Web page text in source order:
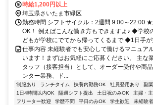
口徒歩約54分、ＪＲ武蔵野線 南浦和東口徒歩約
浦和駅 徒歩1分
時給1,200円以上
埼玉県さいたま市緑区
勤務時間 シフトサイクル：2週間 9:00～22:00
OK！ 例えばこんな働き方もできますよ♪ ◆学校
どもが学校にでてから帰ってくるまで ◆1日手が
仕事内容 未経験者でも安心して働けるマニュア
います！まずはお気軽にご応募ください。 主な
タッフ（接客担当）として、オーダー受付や商
ンター業務、ド...
制服あり ランチタイム 扶養内勤務OK 社員登用あり
副
1日4時間以内OK
隔週シフト提出 土日祝のみOK
主婦・
フリーター歓迎
学歴不問 平日のみOK 学生歓迎 未経験